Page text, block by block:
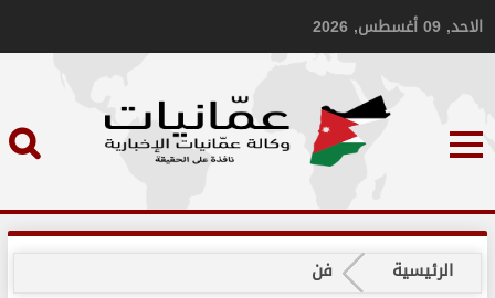
الاحد, 09 أغسطس, 2026
الرئيسية فن